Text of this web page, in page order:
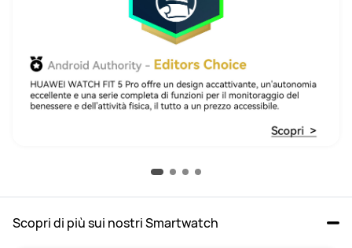
Scopri di più sui nostri Smartwatch